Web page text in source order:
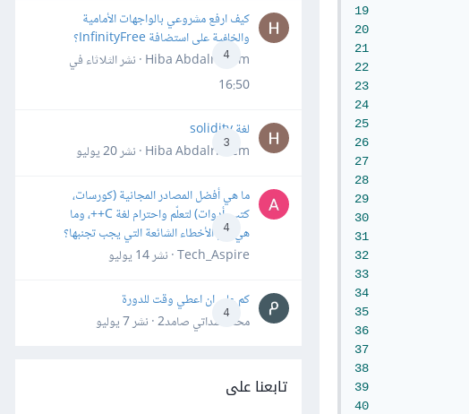
19
20
21
22
23
24
25
26
27
28
29
30
31
32
33
34
35
36
37
38
39
40
4
كيف ارفع مشروعي بالواجهات الأمامية
والخلفية على استضافة InfinityFree؟
Hiba Abdalrheem · نشر
الثلاثاء في
16:50
3
لغة solidity
Hiba Abdalrheem · نشر
20 يوليو
4
ما هي أفضل المصادر المجانية (كورسات،
كتب، أدوات) لتعلّم واحترام لغة C++، وما
هي أهم الأخطاء الشائعة التي يجب تجنبها؟
Tech_Aspire · نشر
14 يوليو
4
كم علي ان اعطي وقت للدورة
محمد سداتي صامد2 · نشر
7 يوليو
تابعنا على